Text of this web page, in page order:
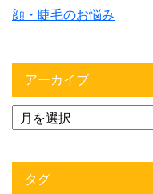
顔・睫毛のお悩み
アーカイブ
タグ